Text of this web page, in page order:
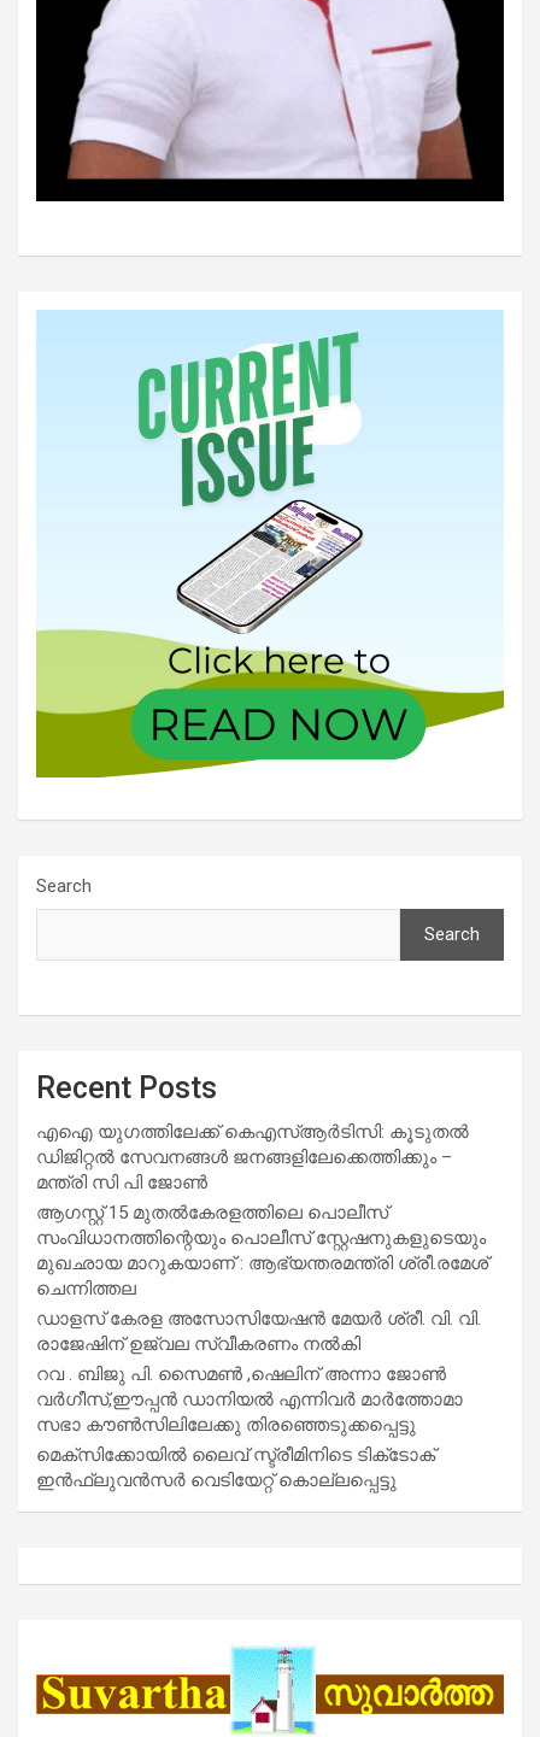
Search
Search
Recent Posts
എഐ യുഗത്തിലേക്ക് കെഎസ്ആർടിസി: കൂടുതൽ
ഡിജിറ്റൽ സേവനങ്ങൾ ജനങ്ങളിലേക്കെത്തിക്കും –
മന്ത്രി സി പി ജോൺ
ആഗസ്റ്റ് 15 മുതല്‍കേരളത്തിലെ പൊലീസ്
സംവിധാനത്തിന്റെയും പൊലീസ് സ്റ്റേഷനുകളുടെയും
മുഖഛായ മാറുകയാണ് : ആഭ്യന്തരമന്ത്രി ശ്രീ.രമേശ്
ചെന്നിത്തല
ഡാളസ് കേരള അസോസിയേഷൻ മേയർ ശ്രീ. വി. വി.
രാജേഷിന് ഉജ്വല സ്വീകരണം നൽകി
റവ . ബിജു പി. സൈമൺ ,ഷെലിന് അന്നാ ജോൺ
വർഗീസ്,ഈപ്പൻ ഡാനിയൽ എന്നിവർ മാർത്തോമാ
സഭാ കൗൺസിലിലേക്കു തിരഞ്ഞെടുക്കപ്പെട്ടു
മെക്സിക്കോയിൽ ലൈവ് സ്ട്രീമിനിടെ ടിക്‌ടോക്
ഇൻഫ്ലുവൻസർ വെടിയേറ്റ് കൊല്ലപ്പെട്ടു